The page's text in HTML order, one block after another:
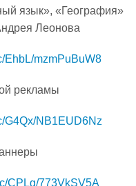
язык», «География»
Леонова
EhbL/mzmPuBuW8
рекламы
G4Qx/NB1EUD6Nz
CPLg/773VkSV5A